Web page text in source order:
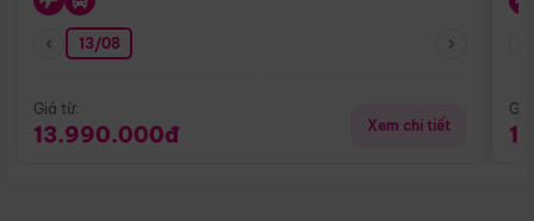
13/08
Giá từ:
13.990.000đ Xem chi tiết